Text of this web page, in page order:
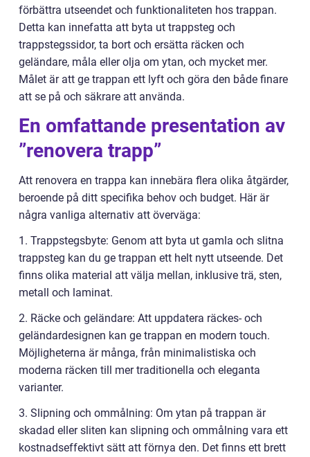
förbättra utseendet och funktionaliteten hos trappan.
Detta kan innefatta att byta ut trappsteg och
trappstegssidor, ta bort och ersätta räcken och
geländare, måla eller olja om ytan, och mycket mer.
Målet är att ge trappan ett lyft och göra den både finare
att se på och säkrare att använda.
En omfattande presentation av
”renovera trapp”
Att renovera en trappa kan innebära flera olika åtgärder,
beroende på ditt specifika behov och budget. Här är
några vanliga alternativ att överväga:
1. Trappstegsbyte: Genom att byta ut gamla och slitna
trappsteg kan du ge trappan ett helt nytt utseende. Det
finns olika material att välja mellan, inklusive trä, sten,
metall och laminat.
2. Räcke och geländare: Att uppdatera räckes- och
geländardesignen kan ge trappan en modern touch.
Möjligheterna är många, från minimalistiska och
moderna räcken till mer traditionella och eleganta
varianter.
3. Slipning och ommålning: Om ytan på trappan är
skadad eller sliten kan slipning och ommålning vara ett
kostnadseffektivt sätt att förnya den. Det finns ett brett